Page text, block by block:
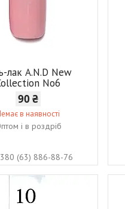
лак A.N.D New
No6
90 ₴
в наявності
і в роздріб
(63) 886-88-76